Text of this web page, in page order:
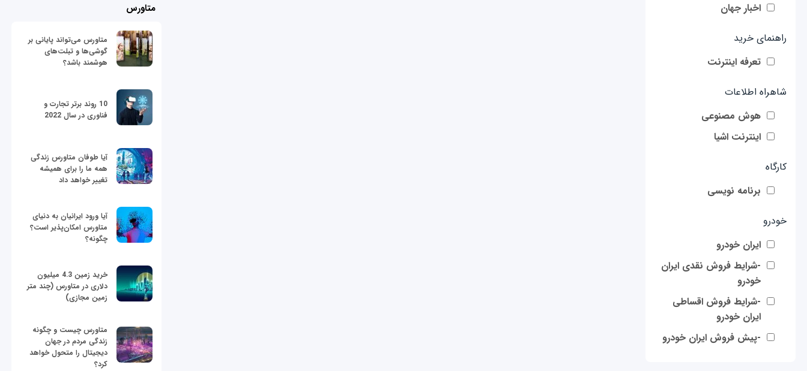
اخبار جهان
راهنمای خرید
تعرفه اینترنت
شاهراه اطلاعات
هوش مصنوعی
اینترنت اشیا
کارگاه
برنامه نویسی
خودرو
ایران خودرو
-شرایط فروش نقدی ایران
خودرو
-شرایط فروش اقساطی
ایران خودرو
-پیش فروش ایران خودرو
متاورس
متاورس می‌تواند پایانی بر
گوشی‌ها و تبلت‌های
هوشمند باشد؟
10 روند برتر تجارت و
فناوری در سال 2022
آیا طوفان متاورس زندگی
همه ما را برای همیشه
تغییر خواهد داد
آیا ورود ایرانیان به دنیای
متاورس امکان‌پذیر است؟
چگونه؟
خرید زمین 4.3 میلیون
دلاری در متاورس (چند متر
زمین مجازی)
متاورس چیست و چگونه
زندگی مردم در جهان
دیجیتال را متحول خواهد
کرد؟